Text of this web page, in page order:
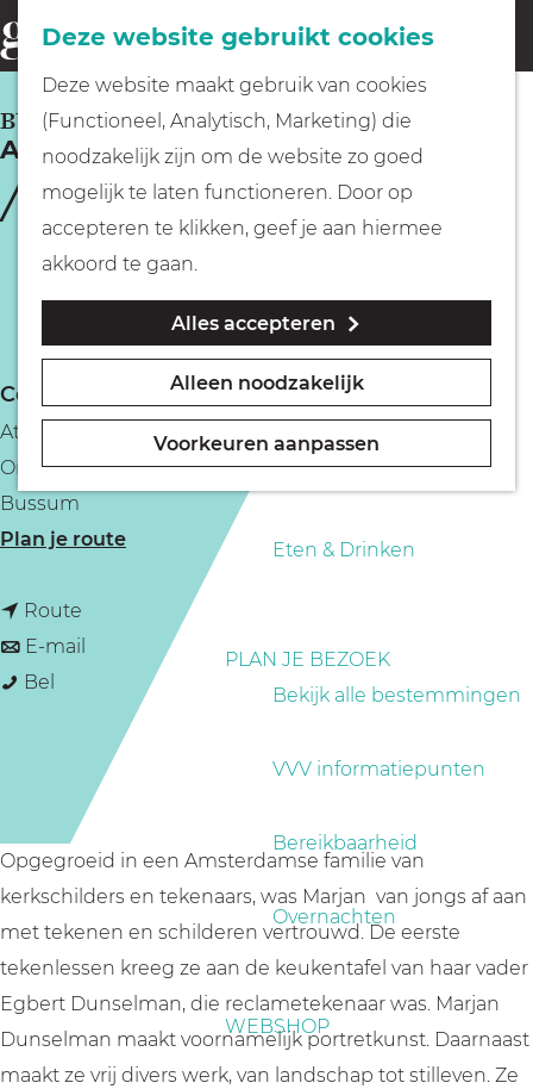
Deze website gebruikt cookies
Deze website maakt gebruik van cookies
(Functioneel, Analytisch, Marketing) die
noodzakelijk zijn om de website zo goed
mogelijk te laten functioneren. Door op
accepteren te klikken, geef je aan hiermee
akkoord te gaan.
Alles accepteren
Alleen noodzakelijk
Voorkeuren aanpassen
G
a
n
a
o
m
e
p
a
e
Fietsen
Wandelen
Geocachen
Naar het museum
Eten & Drinken
PLAN JE BEZOEK
Bekijk alle bestemmingen
VVV informatiepunten
Bereikbaarheid
Overnachten
WEBSHOP
o
e
k
e
n
Atelier Marjan Dunselman
BUSSUM
Contact
Atelier Marjan Dunselman
Oranjelaan 6
Bussum
Plan je routen
t
e
r
M
a
r
j
a
Route
a
e
l
i
e
r
M
a
r
E-mail
A
e
l
i
e
r
M
a
Bel
e
r
M
a
r
j
a
Opgegroeid in een Amsterdamse familie van
kerkschilders en tekenaars, was Marjan van jongs af aan
met tekenen en schilderen vertrouwd. De eerste
tekenlessen kreeg ze aan de keukentafel van haar vader
Egbert Dunselman, die reclametekenaar was. Marjan
Dunselman maakt voornamelijk portretkunst. Daarnaast
maakt ze vrij divers werk, van landschap tot stilleven. Ze